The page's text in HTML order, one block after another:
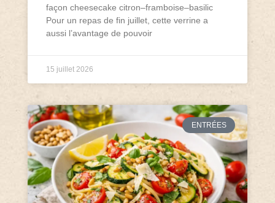
façon cheesecake citron–framboise–basilic
Pour un repas de fin juillet, cette verrine a
aussi l’avantage de pouvoir
15 juillet 2026
ENTRÉES